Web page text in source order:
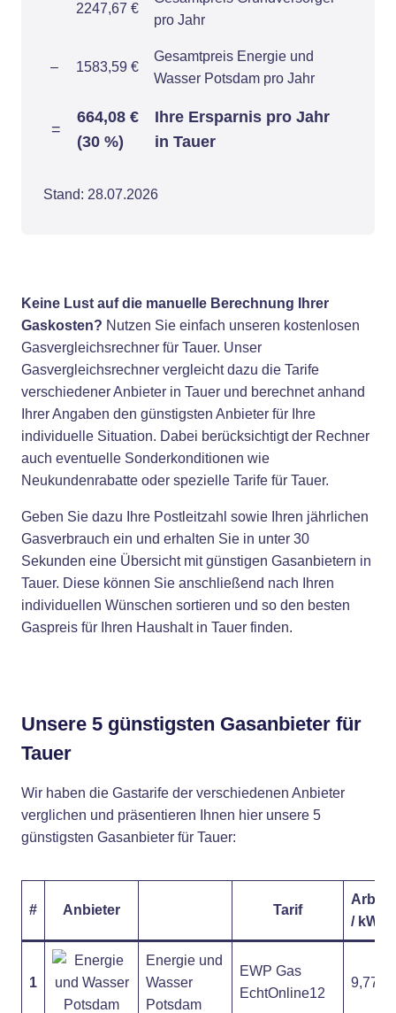
2247,67 €
pro Jahr
– 1583,59 €
Gesamtpreis Energie und
Wasser Potsdam pro Jahr
=
664,08 €
(30 %)
Ihre Ersparnis pro Jahr
in Tauer
Stand: 28.07.2026
Keine Lust auf die manuelle Berechnung Ihrer
Gaskosten? Nutzen Sie einfach unseren kostenlosen
Gasvergleichsrechner für Tauer. Unser
Gasvergleichsrechner vergleicht dazu die Tarife
verschiedener Anbieter in Tauer und berechnet anhand
Ihrer Angaben den günstigsten Anbieter für Ihre
individuelle Situation. Dabei berücksichtigt der Rechner
auch eventuelle Sonderkonditionen wie
Neukundenrabatte oder spezielle Tarife für Tauer.
Geben Sie dazu Ihre Postleitzahl sowie Ihren jährlichen
Gasverbrauch ein und erhalten Sie in unter 30
Sekunden eine Übersicht mit günstigen Gasanbietern in
Tauer. Diese können Sie anschließend nach Ihren
individuellen Wünschen sortieren und so den besten
Gaspreis für Ihren Haushalt in Tauer finden.
Unsere 5 günstigsten Gasanbieter für
Tauer
Wir haben die Gastarife der verschiedenen Anbieter
verglichen und präsentieren Ihnen hier unsere 5
günstigsten Gasanbieter für Tauer:
# Anbieter Tarif
/ kWh
1
Energie und
Wasser
Potsdam
EWP Gas
EchtOnline12
9,77 ct